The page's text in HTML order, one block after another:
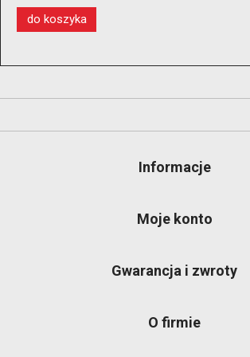
do koszyka
Informacje
Moje konto
Gwarancja i zwroty
O firmie